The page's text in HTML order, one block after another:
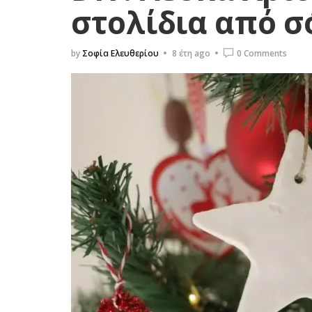
στολίδια από
by Σοφία Ελευθερίου 8 έτη ago 0 Comments